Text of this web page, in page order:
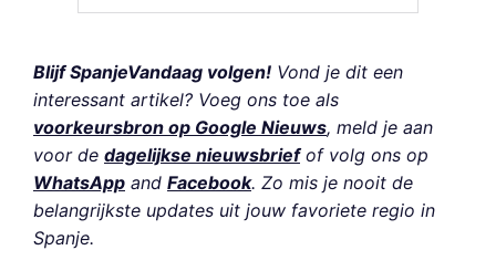
Blijf SpanjeVandaag volgen! Vond je dit een
interessant artikel? Voeg ons toe als
voorkeursbron op Google Nieuws, meld je aan
voor de dagelijkse nieuwsbriefof volg ons op
WhatsApp and Facebook. Zo mis je nooit de
belangrijkste updates uit jouw favoriete regio in
Spanje.